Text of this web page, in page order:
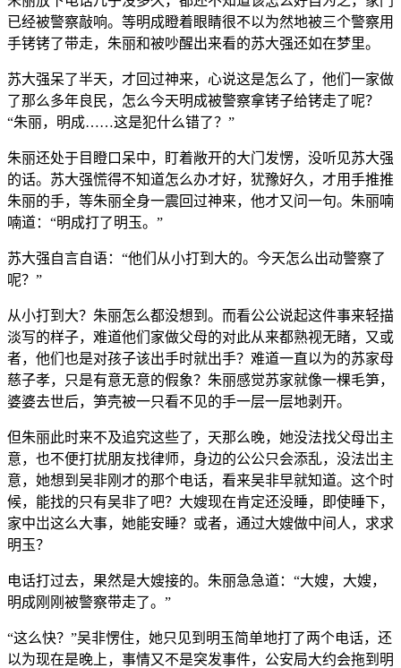
已经被警察敲响。等明成瞪着眼睛很不以为然地被三个警察用
手铐铐了带走，朱丽和被吵醒出来看的苏大强还如在梦里。
苏大强呆了半天，才回过神来，心说这是怎么了，他们一家做
了那么多年良民，怎么今天明成被警察拿铐子给铐走了呢？
“朱丽，明成……这是犯什么错了？”
朱丽还处于目瞪口呆中，盯着敞开的大门发愣，没听见苏大强
的话。苏大强慌得不知道怎么办才好，犹豫好久，才用手推推
朱丽的手，等朱丽全身一震回过神来，他才又问一句。朱丽喃
喃道：“明成打了明玉。”
苏大强自言自语：“他们从小打到大的。今天怎么出动警察了
呢？”
从小打到大？朱丽怎么都没想到。而看公公说起这件事来轻描
淡写的样子，难道他们家做父母的对此从来都熟视无睹，又或
者，他们也是对孩子该出手时就出手？难道一直以为的苏家母
慈子孝，只是有意无意的假象？朱丽感觉苏家就像一棵毛笋，
婆婆去世后，笋壳被一只看不见的手一层一层地剥开。
但朱丽此时来不及追究这些了，天那么晚，她没法找父母岀主
意，也不便打扰朋友找律师，身边的公公只会添乱，没法岀主
意，她想到吴非刚才的那个电话，看来吴非早就知道。这个时
候，能找的只有吴非了吧？大嫂现在肯定还没睡，即使睡下，
家中岀这么大事，她能安睡？或者，通过大嫂做中间人，求求
明玉？
电话打过去，果然是大嫂接的。朱丽急急道：“大嫂，大嫂，
明成刚刚被警察带走了。”
“这么快？”吴非愣住，她只见到明玉简单地打了两个电话，还
以为现在是晚上，事情又不是突发事件，公安局大约会拖到明